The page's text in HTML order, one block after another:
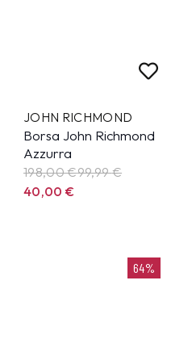
JOHN RICHMOND
Borsa John Richmond
Azzurra
198,00 €99,99€
40,00€
64%